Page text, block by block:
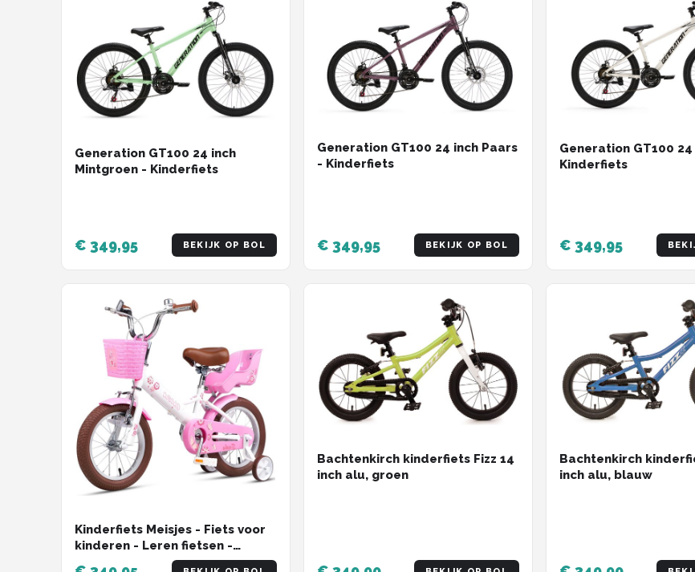
Generation GT100 24 inch
Mintgroen - Kinderfiets
€ 349,95 BEKIJK OP BOL
Generation GT100 24 inch Paars
- Kinderfiets
€ 349,95 BEKIJK OP BOL
Generation GT100
Kinderfiets
€ 349,95
Kinderfiets Meisjes - Fiets voor
kinderen - Leren fietsen -
Inclusief poppenstoel - 14 inch -
Bachtenkirch kinderfiets Fizz 14
inch alu, groen
Bachtenkirch
inch alu, blauw